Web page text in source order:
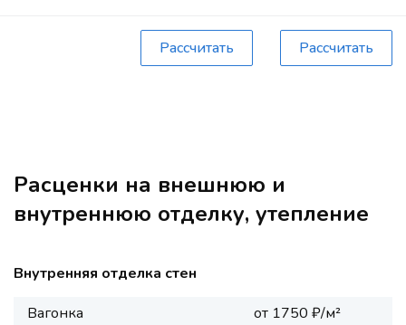
Рассчитать Рассчитать
Расценки на внешнюю и
внутреннюю отделку, утепление
Внутренняя отделка стен
Вагонка
от 1750 ₽/м²